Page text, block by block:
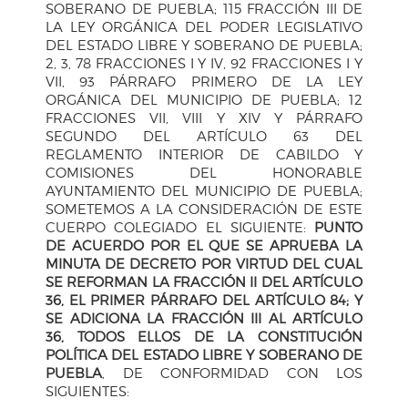
SOBERANO DE PUEBLA; 115 FRACCIÓN III DE
LA LEY ORGÁNICA DEL PODER LEGISLATIVO
DEL ESTADO LIBRE Y SOBERANO DE PUEBLA;
2, 3, 78 FRACCIONES I Y IV, 92 FRACCIONES I Y
VII, 93 PÁRRAFO PRIMERO DE LA LEY
ORGÁNICA DEL MUNICIPIO DE PUEBLA; 12
FRACCIONES VII, VIII Y XIV Y PÁRRAFO
SEGUNDO DEL ARTÍCULO 63 DEL
REGLAMENTO INTERIOR DE CABILDO Y
COMISIONES DEL HONORABLE
AYUNTAMIENTO DEL MUNICIPIO DE PUEBLA;
SOMETEMOS A LA CONSIDERACIÓN DE ESTE
CUERPO COLEGIADO EL SIGUIENTE: PUNTO
DE ACUERDO POR EL QUE SE APRUEBA LA
MINUTA DE DECRETO POR VIRTUD DEL CUAL
SE REFORMAN LA FRACCIÓN II DEL ARTÍCULO
36, EL PRIMER PÁRRAFO DEL ARTÍCULO 84; Y
SE ADICIONA LA FRACCIÓN III AL ARTÍCULO
36, TODOS ELLOS DE LA CONSTITUCIÓN
POLÍTICA DEL ESTADO LIBRE Y SOBERANO DE
PUEBLA , DE CONFORMIDAD CON LOS
SIGUIENTES: